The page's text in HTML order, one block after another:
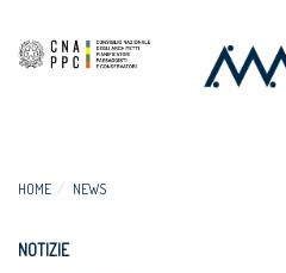
HOME NEWS
NOTIZIE